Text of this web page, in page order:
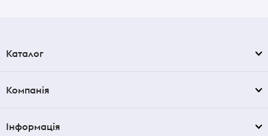
Каталог
Компанія
Інформація